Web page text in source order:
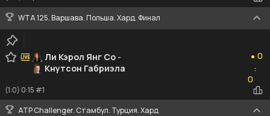
WTA 125. Варшава. Польша. Хард. Финал
Ли Кэрол Янг Со -
Кнутсон Габриэла
● 0
:
0
(1:0) 0:15 #1
ATP Challenger. Стамбул. Турция. Хард